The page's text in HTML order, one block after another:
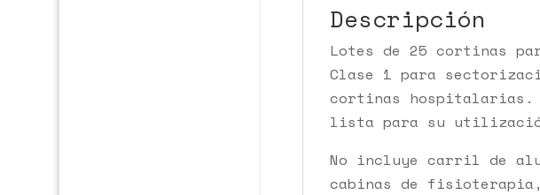
Descripción
Lotes de 25 cortinas
Clase 1 para
cortinas hospitalarias.
lista para su
No incluye carril de
cabinas de